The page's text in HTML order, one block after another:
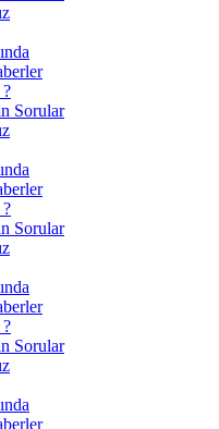
Sorular
Sorular
Sorular